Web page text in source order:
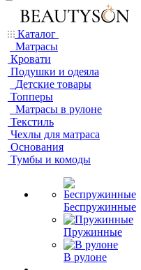
Каталог
Матрасы
Кровати
Подушки и одеяла
Детские товары
Топперы
Матрасы в рулоне
Текстиль
Чехлы для матраса
Основания
Тумбы и комоды
Беспружинные
Пружинные
В рулоне